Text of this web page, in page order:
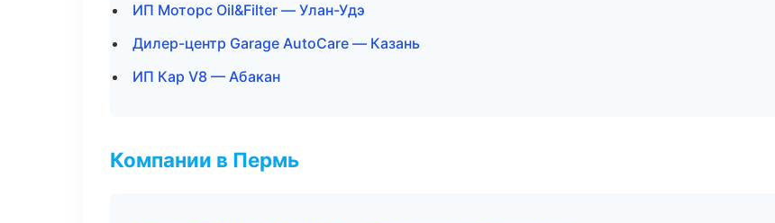
ИП Моторс Oil&Filter — Улан-Удэ
Дилер-центр Garage AutoCare — Казань
ИП Кар V8 — Абакан
Компании в Пермь